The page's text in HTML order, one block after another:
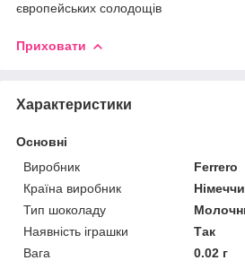
європейських солодощів
Приховати
Характеристики
Основні
Виробник
Ferrero
Країна виробник
Тип шоколаду
Наявність іграшки
Так
Вага
0.02 г